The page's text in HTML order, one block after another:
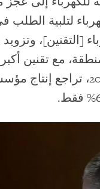
لتلبية
المنطقة، مع